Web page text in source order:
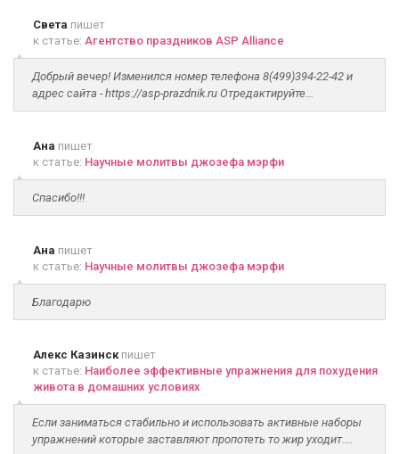
Света пишет
к статье: Агентство праздников ASP Alliance
Добрый вечер! Изменился номер телефона 8(499)394-22-42 и
адрес сайта - https://asp-prazdnik.ru Отредактируйте...
Ана пишет
к статье: Научные молитвы джозефа мэрфи
Спасибо!!!
Ана пишет
к статье: Научные молитвы джозефа мэрфи
Благодарю
Алекс Казинскпишет
к статье: Наиболее эффективные упражнения для похудения
живота в домашних условиях
Если заниматься стабильно и использовать активные наборы
упражнений которые заставляют пропотеть то жир уходит....